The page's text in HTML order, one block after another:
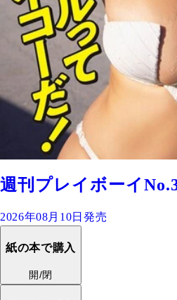
週刊プレイボーイ
2026年08月10日発売
紙の本で購入
開/閉